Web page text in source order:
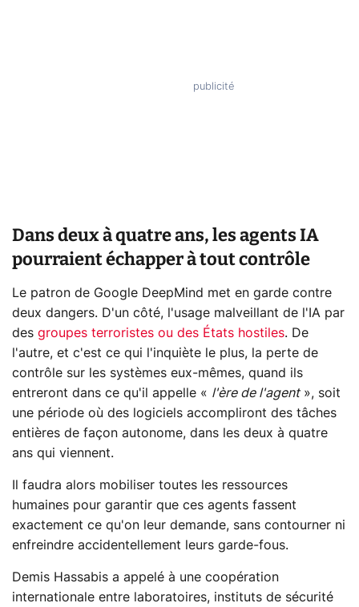
Dans deux à quatre ans, les agents IA
pourraient échapper à tout contrôle
Le patron de Google DeepMind met en garde contre
deux dangers. D'un côté, l'usage malveillant de l'IA par
des groupes terroristes ou des États hostiles. De
l'autre, et c'est ce qui l'inquiète le plus, la perte de
contrôle sur les systèmes eux-mêmes, quand ils
entreront dans ce qu'il appelle « l'ère de l'agent», soit
une période où des logiciels accompliront des tâches
entières de façon autonome, dans les deux à quatre
ans qui viennent.
Il faudra alors mobiliser toutes les ressources
humaines pour garantir que ces agents fassent
exactement ce qu'on leur demande, sans contourner ni
enfreindre accidentellement leurs garde-fous.
Demis Hassabis a appelé à une coopération
internationale entre laboratoires, instituts de sécurité